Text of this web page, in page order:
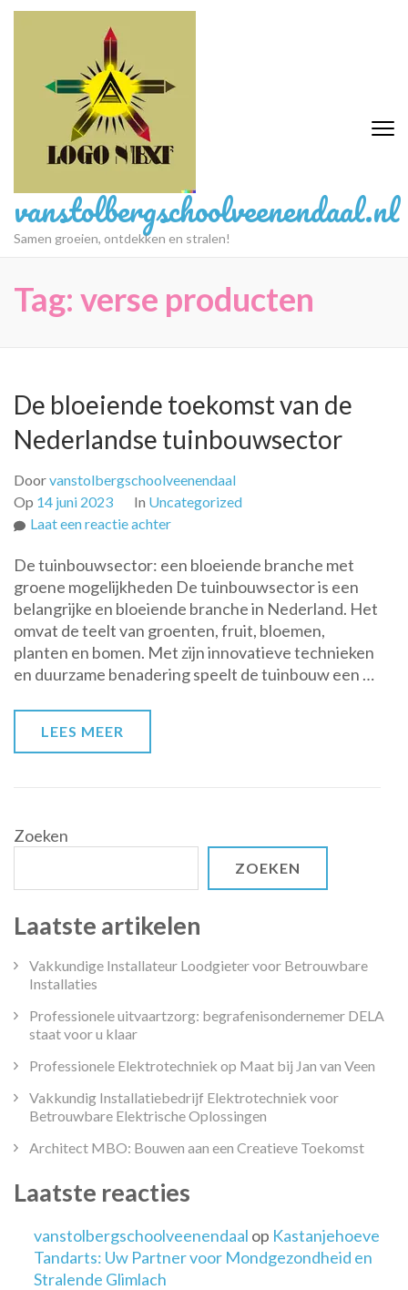
Ga
vanstolbergschoolveenendaal.nl
Samen groeien, ontdekken en stralen!
Tag: verse producten
De bloeiende toekomst van de
Nederlandse tuinbouwsector
Doorvanstolbergschoolveenendaal
Op 14 juni 2023 In Uncategorized
Laat een reactie achterop
bloeiende
toekomst
van
de
Nederlandse
tuinbouwsector
De tuinbouwsector: een bloeiende branche met
groene mogelijkheden De tuinbouwsector is een
belangrijke en bloeiende branche in Nederland. Het
omvat de teelt van groenten, fruit, bloemen,
planten en bomen. Met zijn innovatieve technieken
en duurzame benadering speelt de tuinbouw een …
LEES MEER
Zoeken
ZOEKEN
Laatste artikelen
Vakkundige Installateur Loodgieter voor Betrouwbare
Installaties
Professionele uitvaartzorg: begrafenisondernemer DELA
staat voor u klaar
Professionele Elektrotechniek op Maat bij Jan van Veen
Vakkundig Installatiebedrijf Elektrotechniek voor
Betrouwbare Elektrische Oplossingen
Architect MBO: Bouwen aan een Creatieve Toekomst
Laatste reacties
vanstolbergschoolveenendaal op Kastanjehoeve
Tandarts: Uw Partner voor Mondgezondheid en
Stralende Glimlach